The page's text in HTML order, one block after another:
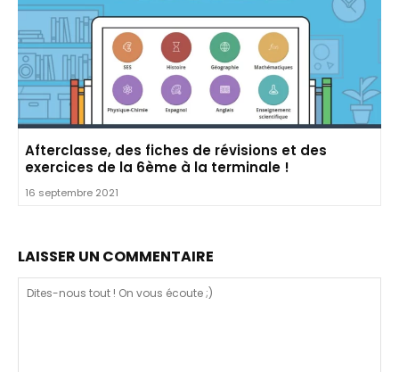
Afterclasse, des fiches de révisions et des
exercices de la 6ème à la terminale !
16 septembre 2021
LAISSER UN COMMENTAIRE